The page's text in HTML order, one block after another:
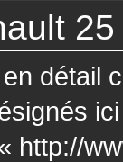
détail
http://